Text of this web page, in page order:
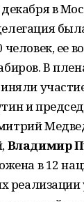
в
ее
В
и
Владимир
в 12
реализации